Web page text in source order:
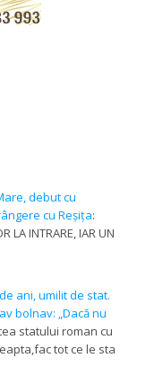
debut cu
cu Reșița:
LA INTRARE, IAR UN
de ani, umilit de stat.
bolnav: „Dacă nu
statului roman cu
tot ce le sta